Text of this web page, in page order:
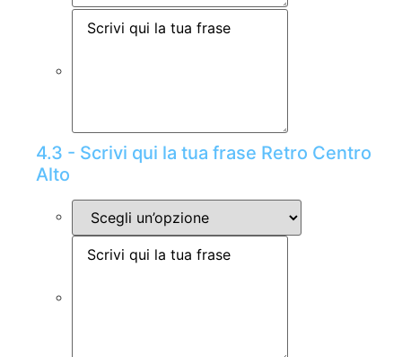
4.3 - Scrivi qui la tua frase Retro Centro
Alto